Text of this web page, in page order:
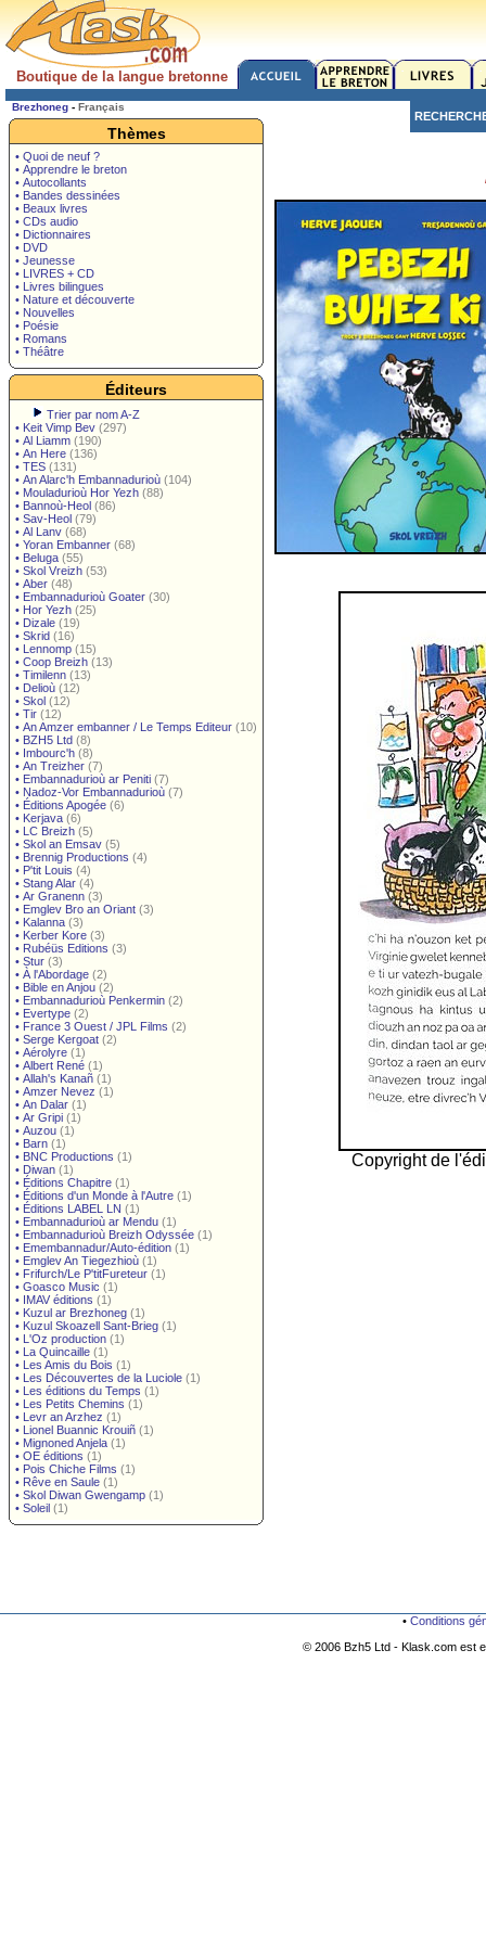
Boutique de la langue bretonne
Brezhoneg - Français
Thèmes
• Quoi de neuf ?
• Apprendre le breton
• Autocollants
• Bandes dessinées
• Beaux livres
• CDs audio
• Dictionnaires
• DVD
• Jeunesse
• LIVRES + CD
• Livres bilingues
• Nature et découverte
• Nouvelles
• Poésie
• Romans
• Théâtre
Éditeurs
Trier par nom A-Z
• Keit Vimp Bev (297)
• Al Liamm (190)
• An Here (136)
• TES (131)
• An Alarc'h Embannadurioù (104)
• Mouladurioù Hor Yezh (88)
• Bannoù-Heol (86)
• Sav-Heol (79)
• Al Lanv (68)
• Yoran Embanner (68)
• Beluga (55)
• Skol Vreizh (53)
• Aber (48)
• Embannadurioù Goater (30)
• Hor Yezh (25)
• Dizale (19)
• Skrid (16)
• Lennomp (15)
• Coop Breizh (13)
• Timilenn (13)
• Delioù (12)
• Skol (12)
• Tir (12)
• An Amzer embanner / Le Temps Editeur (10)
• BZH5 Ltd (8)
• Imbourc'h (8)
• An Treizher (7)
• Embannadurioù ar Peniti (7)
• Nadoz-Vor Embannadurioù (7)
• Éditions Apogée (6)
• Kerjava (6)
• LC Breizh (5)
• Skol an Emsav (5)
• Brennig Productions (4)
• P'tit Louis (4)
• Stang Alar (4)
• Ar Granenn (3)
• Emglev Bro an Oriant (3)
• Kalanna (3)
• Kerber Kore (3)
• Rubéüs Editions (3)
• Stur (3)
• À l'Abordage (2)
• Bible en Anjou (2)
• Embannadurioù Penkermin (2)
• Evertype (2)
• France 3 Ouest / JPL Films (2)
• Serge Kergoat (2)
• Aérolyre (1)
• Albert René (1)
• Allah's Kanañ (1)
• Amzer Nevez (1)
• An Dalar (1)
• Ar Gripi (1)
• Auzou (1)
• Barn (1)
• BNC Productions (1)
• Diwan (1)
• Éditions Chapitre (1)
• Éditions d'un Monde à l'Autre (1)
• Éditions LABEL LN (1)
• Embannadurioù ar Mendu (1)
• Embannadurioù Breizh Odyssée (1)
• Emembannadur/Auto-édition (1)
• Emglev An Tiegezhioù (1)
• Frifurch/Le P'titFureteur (1)
• Goasco Music (1)
• IMAV éditions (1)
• Kuzul ar Brezhoneg (1)
• Kuzul Skoazell Sant-Brieg (1)
• L'Oz production (1)
• La Quincaille (1)
• Les Amis du Bois (1)
• Les Découvertes de la Luciole (1)
• Les éditions du Temps (1)
• Les Petits Chemins (1)
• Levr an Arzhez (1)
• Lionel Buannic Krouiñ (1)
• Mignoned Anjela (1)
• OE éditions (1)
• Pois Chiche Films (1)
• Rêve en Saule (1)
• Skol Diwan Gwengamp (1)
• Soleil (1)
Copyright de
• Conditions
© 2006 Bzh5 Ltd - Klask.com est